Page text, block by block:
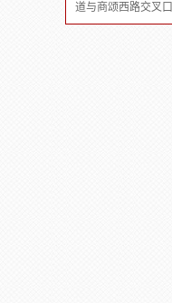
道与商颂西路交叉口